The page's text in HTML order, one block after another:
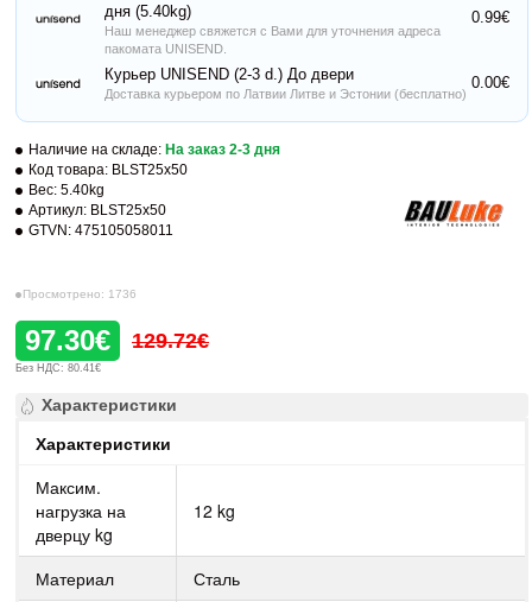
Наличие на складе: На заказ 2-3 дня
Код товара: BLST25x50
Вес: 5.40kg
Артикул: BLST25x50
GTVN: 475105058011
Просмотрено: 1736
97.30€ 129.72€
Без НДС: 80.41€
дня (5.40kg)
Наш менеджер свяжется с Вами для уточнения адреса
пакомата UNISEND.
0.99€
Курьер UNISEND (2-3 d.) До двери
Доставка курьером по Латвии Литве и Эстонии (бесплатно)
0.00€
Характеристики
Характеристики
Максим.
нагрузка на
дверцу kg
12 kg
Материал
Сталь